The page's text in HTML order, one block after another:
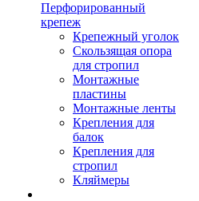
Перфорированный
крепеж
Крепежный уголок
Скользящая опора
для стропил
Монтажные
пластины
Монтажные ленты
Крепления для
балок
Крепления для
стропил
Кляймеры